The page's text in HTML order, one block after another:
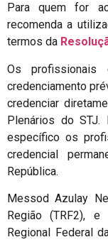
Para quem for
recomenda a
termos da
Os profissionais
credenciamento
credenciar
Plenários do STJ.
específico os
credencial
República.
Messod Azulay
Região (TRF2), e
Regional Federal